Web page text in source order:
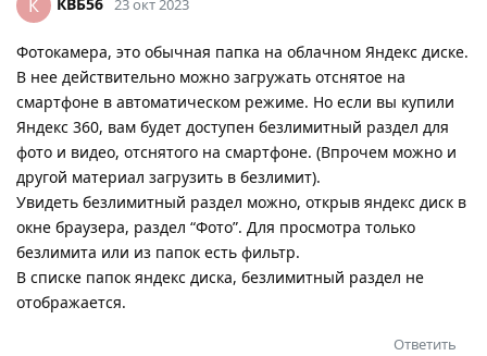
К 23 окт 2023
Фотокамера, это обычная папка на облачном Яндекс диске.
В нее действительно можно загружать отснятое на
смартфоне в автоматическом режиме. Но если вы купили
Яндекс 360, вам будет доступен безлимитный раздел для
фото и видео, отснятого на смартфоне. (Впрочем можно и
другой материал загрузить в безлимит).
Увидеть безлимитный раздел можно, открыв яндекс диск в
окне браузера, раздел “Фото”. Для просмотра только
безлимита или из папок есть фильтр.
В списке папок яндекс диска, безлимитный раздел не
отображается.
Ответить